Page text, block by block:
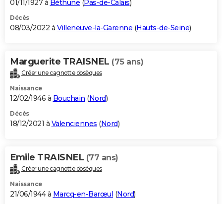
01/11/1927 à Béthune (Pas-de-Calais)
Décès
08/03/2022 à Villeneuve-la-Garenne (Hauts-de-Seine)
Marguerite TRAISNEL (75 ans)
Créer une cagnotte obsèques
Naissance
12/02/1946 à Bouchain (Nord)
Décès
18/12/2021 à Valenciennes (Nord)
Emile TRAISNEL (77 ans)
Créer une cagnotte obsèques
Naissance
21/06/1944 à Marcq-en-Barœul (Nord)